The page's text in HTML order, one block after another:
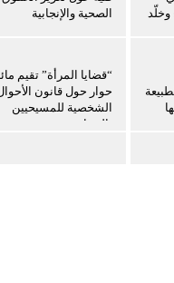
الصحية والإنجابية
“قضايا المرأة” تقيم
حوار حول قانون
الشخصية للمسيحيين
بالمنيا